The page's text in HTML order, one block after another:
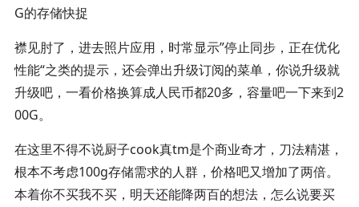
G的存储快捉
襟见肘了，进去照片应用，时常显示”停止同步，正在优化
性能“之类的提示，还会弹出升级订阅的菜单，你说升级就
升级吧，一看价格换算成人民币都20多，容量吧一下来到2
00G。
在这里不得不说厨子cook真tm是个商业奇才，刀法精湛，
根本不考虑100g存储需求的人群，价格吧又增加了两倍。
本着你不买我不买，明天还能降两百的想法，怎么说要买